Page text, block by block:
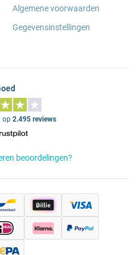
Algemene voorwaarden
Gegevensinstellingen
op 2.495 reviews
beoordelingen?